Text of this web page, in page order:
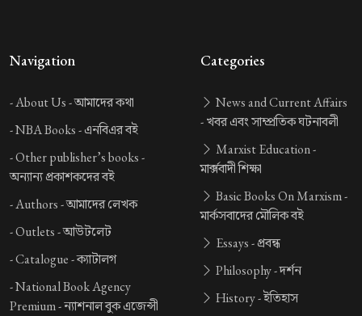
Navigation
-About Us -আমাদের কথা
-NBA Books -এনবিএর বই
-Other publisher’s books -
অন্যান্য প্রকাশকদের বই
-Authors -আমাদের লেখক
-Outlets -আউটলেট
-Catalogue -ক্যাটালগ
-National Book Agency
Premium -ন্যাশনাল বুক এজেন্সী
Categories
News and Current Affairs
-খবর এবং সাম্প্রতিক ঘটনাবলী
Marxist Education -
মার্ক্সবাদী শিক্ষা
Basic Books On Marxism -
মার্কসবাদের মৌলিক বই
Essays -প্রবন্ধ
Philosophy -দর্শন
History -ইতিহাস